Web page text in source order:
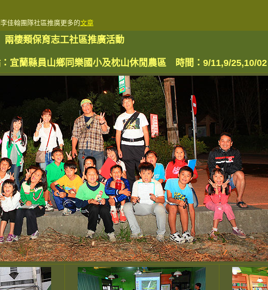
佳翰團隊社區推廣更多的文章
兩棲類保育志工社區推廣活動
宜蘭縣員山鄉同樂國小及枕山休閒農區 時間：9/11,9/25,10/02